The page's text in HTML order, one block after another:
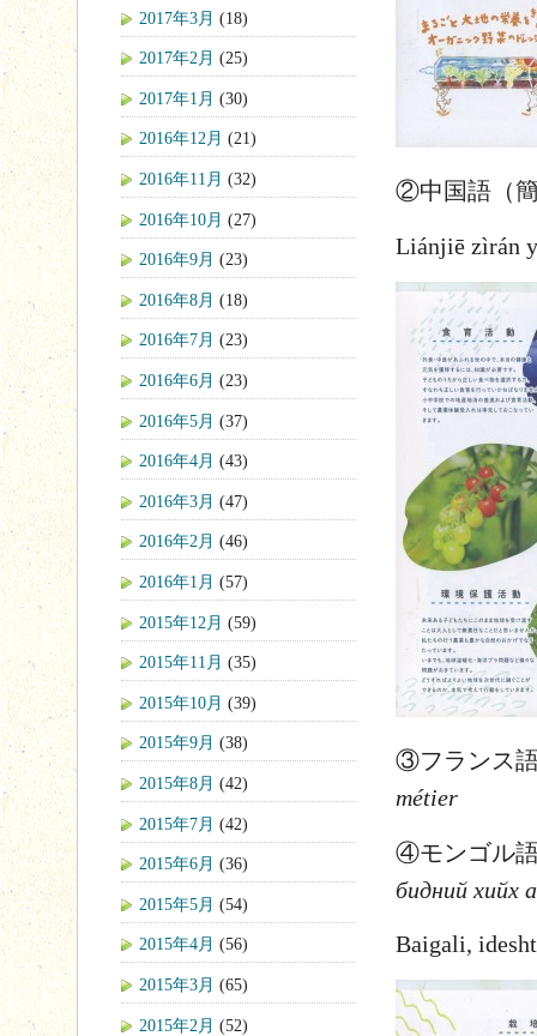
②中国語（
Liánjiē zìrán
③フラン
métier
④モンゴル
бидний хийх
Baigali,
2017年3月 (18)
2017年2月 (25)
2017年1月 (30)
2016年12月 (21)
2016年11月 (32)
2016年10月 (27)
2016年9月 (23)
2016年8月 (18)
2016年7月 (23)
2016年6月 (23)
2016年5月 (37)
2016年4月 (43)
2016年3月 (47)
2016年2月 (46)
2016年1月 (57)
2015年12月 (59)
2015年11月 (35)
2015年10月 (39)
2015年9月 (38)
2015年8月 (42)
2015年7月 (42)
2015年6月 (36)
2015年5月 (54)
2015年4月 (56)
2015年3月 (65)
2015年2月 (52)